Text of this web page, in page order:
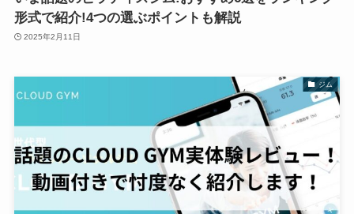
形式で紹介!4つの選ぶポイントも解説
2025年2月11日
ジム